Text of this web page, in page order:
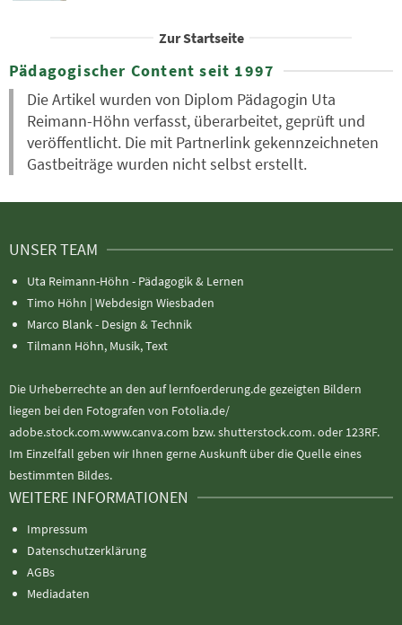
Zur Startseite
Pädagogischer Content seit 1997
Die Artikel wurden von Diplom Pädagogin Uta
Reimann-Höhn verfasst, überarbeitet, geprüft und
veröffentlicht. Die mit Partnerlink gekennzeichneten
Gastbeiträge wurden nicht selbst erstellt.
UNSER TEAM
Uta Reimann-Höhn - Pädagogik & Lernen
Timo Höhn | Webdesign Wiesbaden
Marco Blank - Design & Technik
Tilmann Höhn, Musik, Text
Die Urheberrechte an den auf lernfoerderung.de gezeigten Bildern
liegen bei den Fotografen von Fotolia.de/
adobe.stock.com.www.canva.com bzw. shutterstock.com. oder 123RF.
Im Einzelfall geben wir Ihnen gerne Auskunft über die Quelle eines
bestimmten Bildes.
WEITERE INFORMATIONEN
Impressum
Datenschutzerklärung
AGBs
Mediadaten